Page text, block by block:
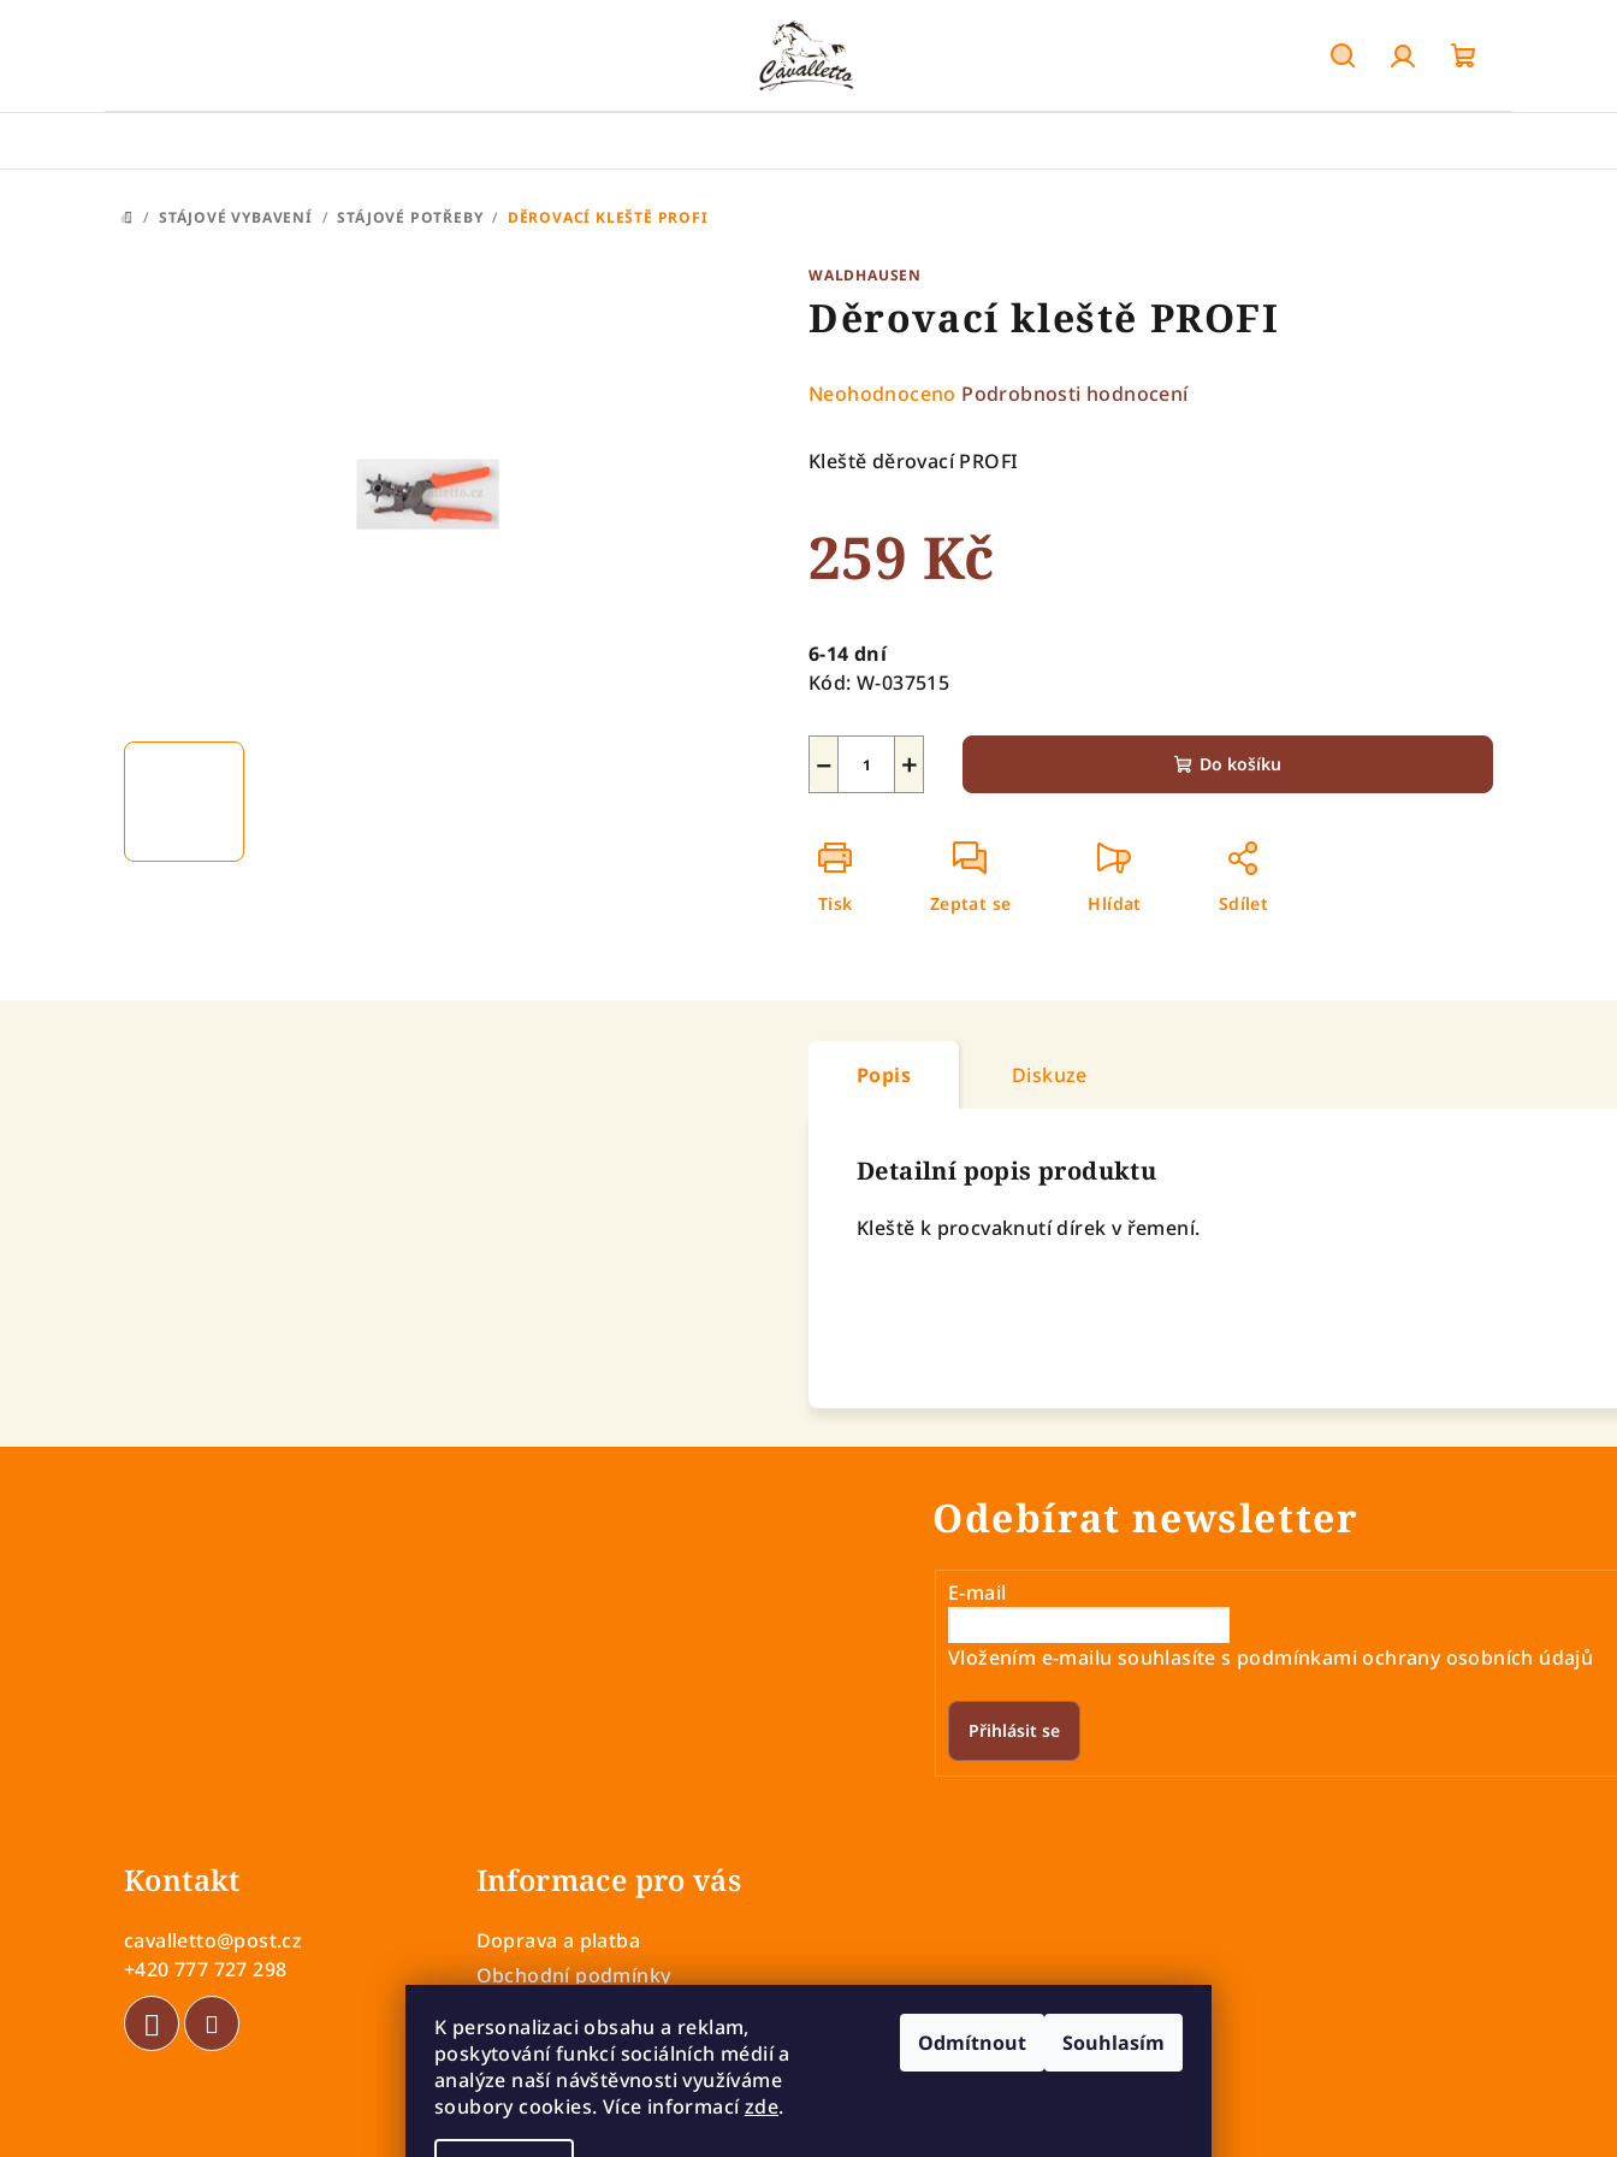
K personalizaci obsahu a reklam,
poskytování funkcí sociálních médií a
analýze naší návštěvnosti využíváme
soubory cookies. Více informacízde.
Odmítnout Souhlasím
košík
DOMŮ
/ STÁJOVÉ VYBAVENÍ / STÁJOVÉ POTŘEBY / DĚROVACÍ KLEŠTĚ PROFI
WALDHAUSEN
Děrovací kleště PROFI
Průměrné
produktu
z
5
Neohodnoceno Podrobnosti hodnocení
Kleště děrovací PROFI
259 Kč
cena:
6-14 dní
Kód: W-037515
+
− Do košíku
Tisk Zeptat se Hlídat Sdílet
Popis Diskuze
Detailní popis produktu
Kleště k procvaknutí dírek v řemení.
Odebírat newsletter
E-mail
Vložením e-mailu souhlasíte s podmínkami ochrany osobních údajů
Přihlásit se
Kontakt
cavalletto@post.cz
+420 777 727 298
Informace pro vás
Doprava a platba
Obchodní podmínky
Vrácení a výměna zboží
Reklamace